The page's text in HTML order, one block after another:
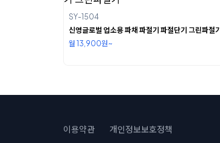
SY-1504
신영글로벌 업소용 파채 파절기 파절단기 그린파절기
월 13,900원~
이용약관 개인정보보호정책